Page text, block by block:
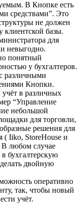
В Кнопке есть
средствами”. Это
не должен
клиентской базы.
для
невыгодно.
понятный
у бухгалтеров.
различными
Кнопки.
в различных
“Управление
небольшой
для торговли,
решения для
( Iiko, StoreHouse и
В любом случае
бухгалтерскую
двойную
оперативно
так, чтобы новый
учёт.